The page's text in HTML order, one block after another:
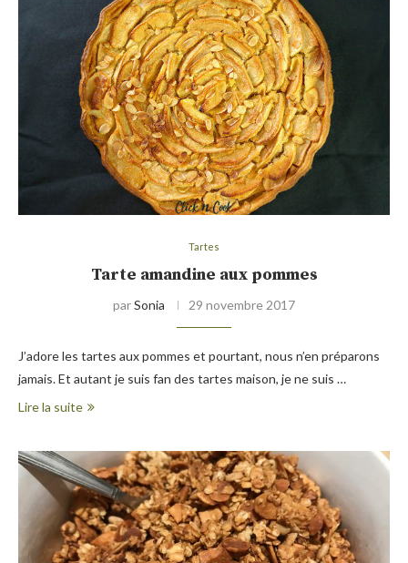
Tartes
Tarte amandine aux pommes
parSonia 29 novembre 2017
J’adore les tartes aux pommes et pourtant, nous n’en préparons
jamais. Et autant je suis fan des tartes maison, je ne suis …
Lire la suite